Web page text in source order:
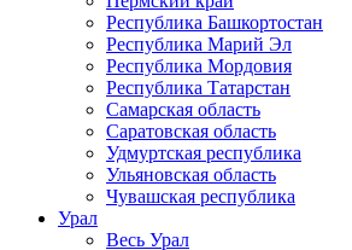
Республика Башкортостан
Республика Марий Эл
Республика Мордовия
Республика Татарстан
Самарская область
Саратовская область
Удмуртская республика
Ульяновская область
Чувашская республика
Урал
Весь Урал